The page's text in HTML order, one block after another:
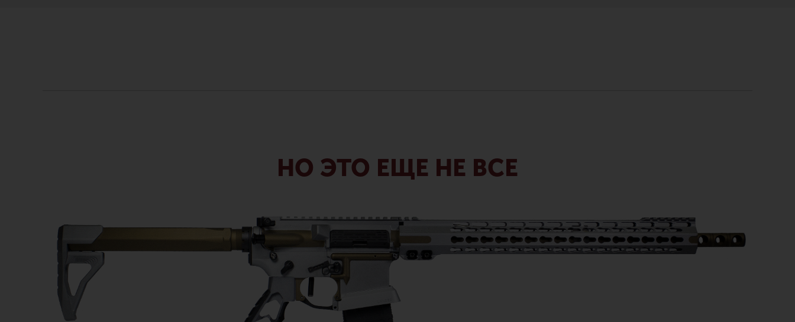
НО ЭТО ЕЩЕ НЕ ВСЕ